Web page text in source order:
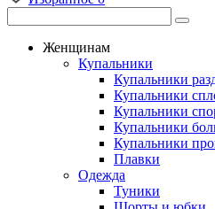
Женщинам
Купальники
Купальники
Купальники
Купальники
Купальники
Купальники
Плавки
Одежда
Туники